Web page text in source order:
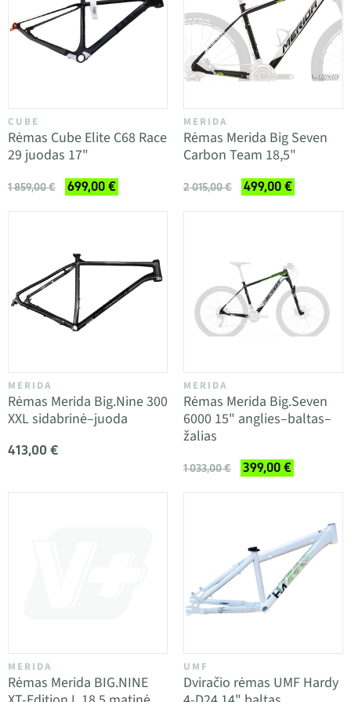
CUBE
Rėmas Cube Elite C68 Race
29 juodas 17"
1 859,00 € 699,00 €
MERIDA
Rėmas Merida Big Seven
Carbon Team 18,5"
2 015,00 € 499,00 €
MERIDA
Rėmas Merida Big.Nine 300
XXL sidabrinė–juoda
413,00 €
MERIDA
Rėmas Merida Big.Seven
6000 15" anglies–baltas–
žalias
1 033,00 € 399,00 €
MERIDA
Rėmas Merida BIG.NINE
UMF
Dviračio rėmas UMF Hardy